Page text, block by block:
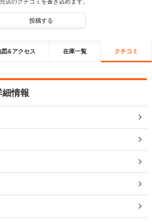
店のクチコミを書き込めます。
投稿する
図&アクセス 在庫一覧 クチコミ
細情報